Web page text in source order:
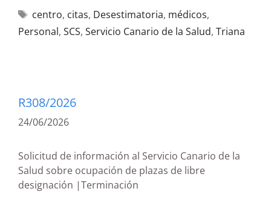
centro, citas, Desestimatoria, médicos,
Personal, SCS, Servicio Canario de la Salud, Triana
R308/2026
24/06/2026
Solicitud de información al Servicio Canario de la
Salud sobre ocupación de plazas de libre
designación |Terminación